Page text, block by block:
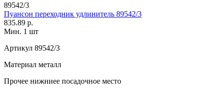
89542/3
Пуансон переходник удлинитель 89542/3
835.89 р.
Мин. 1 шт
Артикул 89542/3
Материал металл
Прочее нижниее посадочное место